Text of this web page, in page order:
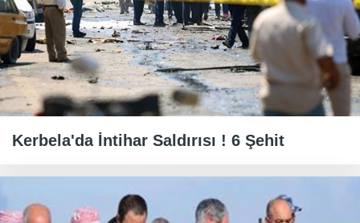
Kerbela'da İntihar Saldırısı ! 6 Şehit